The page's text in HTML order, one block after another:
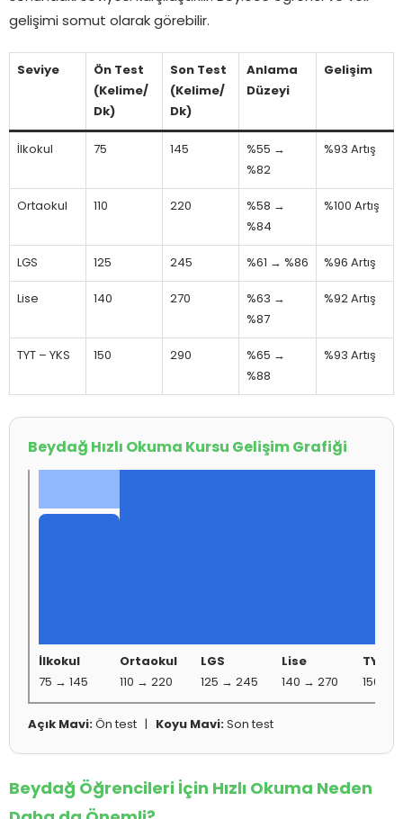
gelişimi somut olarak görebilir.
Seviye
Ön Test
(Kelime/
Dk)
Son Test
(Kelime/
Dk)
Anlama
Düzeyi
Gelişim
İlkokul 75 145
%55 →
%82
%93 Artış
Ortaokul 110 220
%58 →
%84
%100 Artış
LGS 125 245 %61 → %86 %96 Artış
Lise 140 270
%63 →
%87
%92 Artış
TYT – YKS 150 290
%65 →
%88
%93 Artış
Beydağ Hızlı Okuma Kursu Gelişim Grafiği
İlkokul
75 → 145
Ortaokul
110 → 220
LGS
125 → 245
Lise
140 → 270
TYT-
150 →
Açık Mavi: Ön test | Koyu Mavi: Son test
Beydağ Öğrencileri İçin Hızlı Okuma Neden